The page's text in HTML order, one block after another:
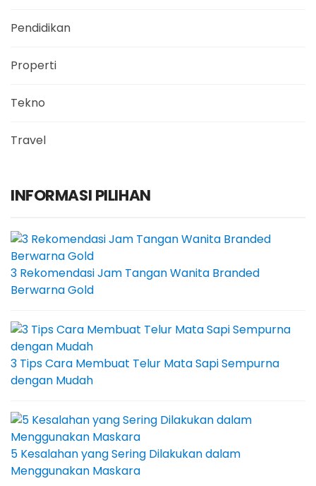
Pendidikan
Properti
Tekno
Travel
INFORMASI PILIHAN
3 Rekomendasi Jam Tangan Wanita Branded
Berwarna Gold
3 Tips Cara Membuat Telur Mata Sapi Sempurna
dengan Mudah
5 Kesalahan yang Sering Dilakukan dalam
Menggunakan Maskara